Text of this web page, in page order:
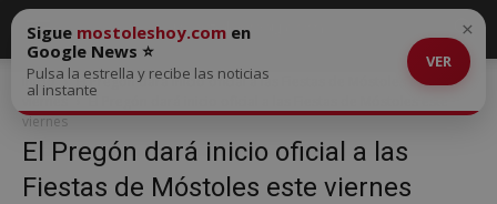
Inicio
El Pregón dará inicio oficial a las Fiestas de Móstoles este
viernes
El Pregón dará inicio oficial a las Fiestas de Móstoles este
viernes
El Pregón dará inicio oficial a las
Fiestas de Móstoles este viernes
Sigue mostoleshoy.com en
Google News ⭐
Pulsa la estrella y recibe las noticias
al instante
VER
×